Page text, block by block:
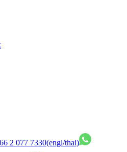
2 077 7330(engl/thai)